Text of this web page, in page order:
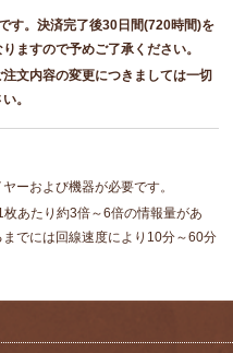
す。決済完了後30日間(720時間)を
ますので予めご了承ください。
文内容の変更につきましては一切
。
ーおよび機器が必要です。
あたり約3倍～6倍の情報量があ
でには回線速度により10分～60分